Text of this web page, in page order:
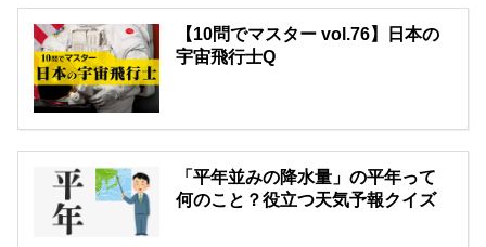
【10問でマスター vol.76】日本の
宇宙飛行士Q
「平年並みの降水量」の平年って
何のこと？役立つ天気予報クイズ